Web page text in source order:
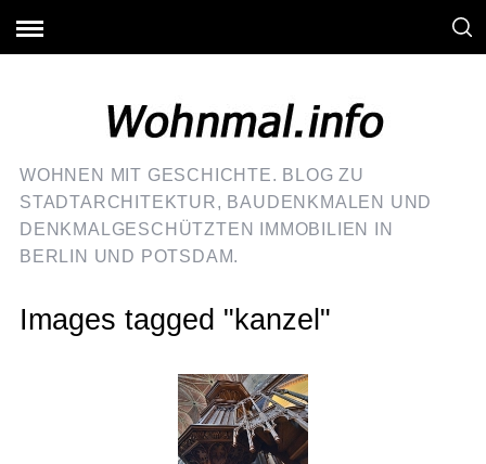
WOHNEN MIT GESCHICHTE. BLOG ZU
STADTARCHITEKTUR, BAUDENKMALEN UND
DENKMALGESCHÜTZTEN IMMOBILIEN IN
BERLIN UND POTSDAM.
Images tagged "kanzel"